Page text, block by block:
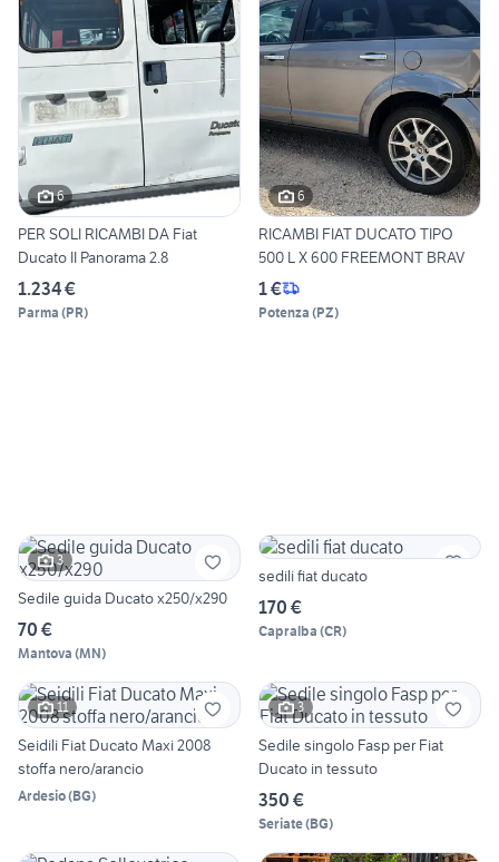
6
PER SOLI RICAMBI DA Fiat
Ducato II Panorama 2.8
1.234 €
Parma (PR)
6
RICAMBI FIAT DUCATO TIPO
500 L X 600 FREEMONT BRAV
1 €
Potenza (PZ)
3
Sedile guida Ducato x250/x290
70 €
Mantova (MN)
sedili fiat ducato
170 €
Capralba (CR)
11
Seidili Fiat Ducato Maxi 2008
stoffa nero/arancio
Ardesio(BG)
3
Sedile singolo Fasp per Fiat
Ducato in tessuto
350 €
Seriate(BG)